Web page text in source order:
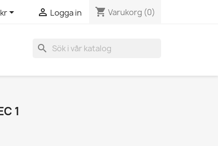
  Logga in shopping_cart Varukorg (0)
search
1